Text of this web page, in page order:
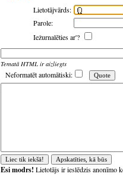
Lietotājvārds:
Parole:
Iežurnalēties ar'?
Tematā HTML ir aizliegts
Neformatēt automātiski:
Esi modrs! Lietotājs ir ieslēdzis anonīmo